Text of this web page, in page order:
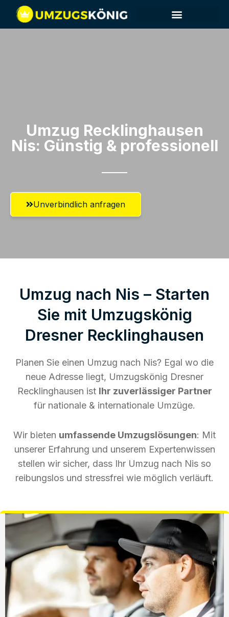
Umzug Recklinghausen​
Nis: Günstig & professionell​
Unverbindlich anfragen
Umzug nach Nis – Starten
Sie mit Umzugskönig
Dresner Recklinghausen
Planen Sie einen Umzug nach Nis? Egal wo die
neue Adresse liegt, Umzugskönig Dresner
Recklinghausen ist Ihr zuverlässiger Partner
für nationale & internationale Umzüge.
Wir bieten umfassende Umzugslösungen: Mit
unserer Erfahrung und unserem Expertenwissen
stellen wir sicher, dass Ihr Umzug nach Nis so
reibungslos und stressfrei wie möglich verläuft.